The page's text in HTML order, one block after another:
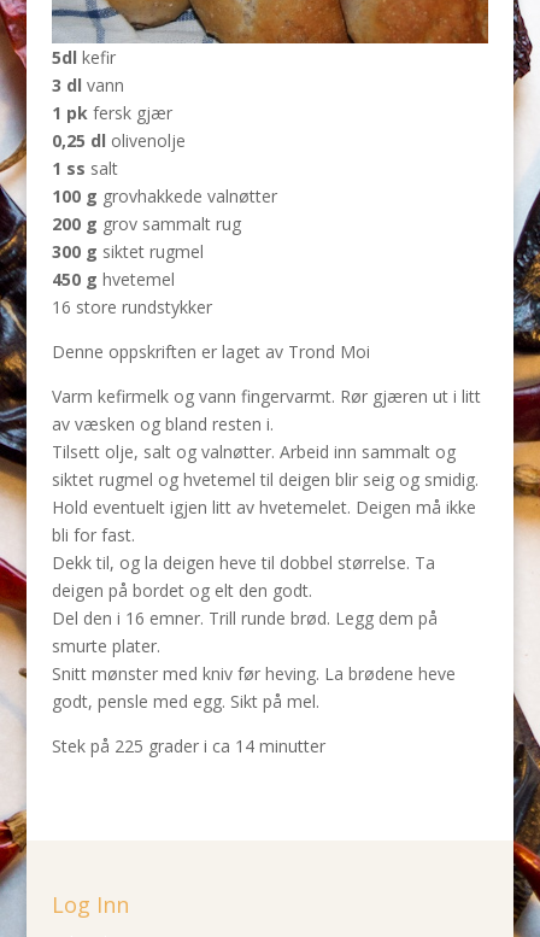
5dl kefir
3 dl vann
1 pkfersk gjær
0,25 dl olivenolje
1 ss salt
100 g grovhakkede valnøtter
200 g grov sammalt rug
300 g siktet rugmel
450 g hvetemel
16 store rundstykker
Denne oppskriften er laget av Trond Moi
Varm kefirmelk og vann fingervarmt. Rør gjæren ut i litt
av væsken og bland resten i.
Tilsett olje, salt og valnøtter. Arbeid inn sammalt og
siktet rugmel og hvetemel til deigen blir seig og smidig.
Hold eventuelt igjen litt av hvetemelet. Deigen må ikke
bli for fast.
Dekk til, og la deigen heve til dobbel størrelse. Ta
deigen på bordet og elt den godt.
Del den i 16 emner. Trill runde brød. Legg dem på
smurte plater.
Snitt mønster med kniv før heving. La brødene heve
godt, pensle med egg. Sikt på mel.
Stek på 225 grader i ca 14 minutter
Log Inn